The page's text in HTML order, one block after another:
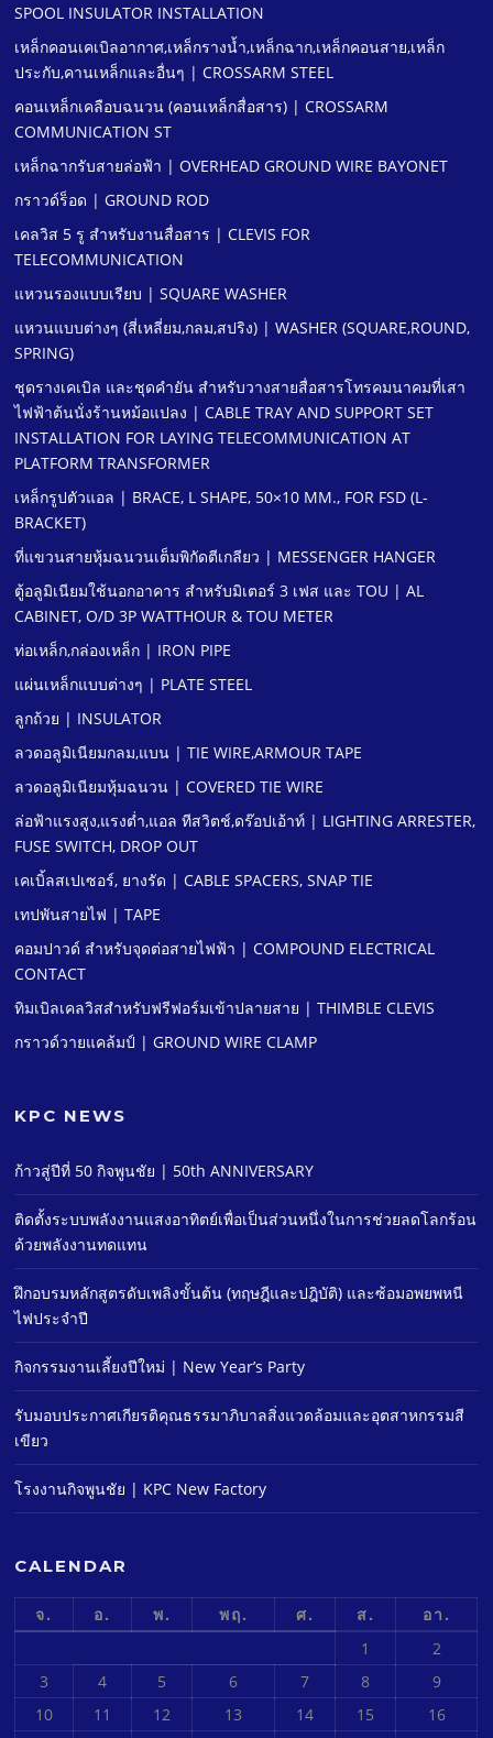
SPOOL INSULATOR INSTALLATION
เหล็กคอนเคเบิลอากาศ,เหล็กรางนํ้า,เหล็กฉาก,เหล็กคอนสาย,เหล็ก
ประกับ,คานเหล็กและอื่นๆ | CROSSARM STEEL
คอนเหล็กเคลือบฉนวน (คอนเหล็กสื่อสาร) | CROSSARM
COMMUNICATION ST
เหล็กฉากรับสายล่อฟ้า | OVERHEAD GROUND WIRE BAYONET
กราวด์ร็อด | GROUND ROD
เคลวิส 5 รู สําหรับงานสื่อสาร | CLEVIS FOR
TELECOMMUNICATION
แหวนรองแบบเรียบ | SQUARE WASHER
แหวนแบบต่างๆ (สี่เหลี่ยม,กลม,สปริง) | WASHER (SQUARE,ROUND,
SPRING)
ชุดรางเคเบิล และชุดคํายัน สําหรับวางสายสื่อสารโทรคมนาคมที่เสา
ไฟฟ้าต้นนั่งร้านหม้อแปลง | CABLE TRAY AND SUPPORT SET
INSTALLATION FOR LAYING TELECOMMUNICATION AT
PLATFORM TRANSFORMER
เหล็กรูปตัวแอล | BRACE, L SHAPE, 50×10 MM., FOR FSD (L-
BRACKET)
ที่แขวนสายหุ้มฉนวนเต็มพิกัดตีเกลียว | MESSENGER HANGER
ตู้อลูมิเนียมใช้นอกอาคาร สําหรับมิเตอร์ 3 เฟส และ TOU | AL
CABINET, O/D 3P WATTHOUR & TOU METER
ท่อเหล็ก,กล่องเหล็ก | IRON PIPE
แผ่นเหล็กแบบต่างๆ | PLATE STEEL
ลูกถ้วย | INSULATOR
ลวดอลูมิเนียมกลม,แบน | TIE WIRE,ARMOUR TAPE
ลวดอลูมิเนียมหุ้มฉนวน | COVERED TIE WIRE
ล่อฟ้าแรงสูง,แรงตํ่า,แอล ทีสวิตช์,ดร๊อปเอ้าท์ | LIGHTING ARRESTER,
FUSE SWITCH, DROP OUT
เคเบิ้ลสเปเซอร์, ยางรัด | CABLE SPACERS, SNAP TIE
เทปพันสายไฟ | TAPE
คอมปาวด์ สําหรับจุดต่อสายไฟฟ้า | COMPOUND ELECTRICAL
CONTACT
ทิมเบิลเคลวิสสําหรับฟรีฟอร์มเข้าปลายสาย | THIMBLE CLEVIS
กราวด์วายแคล้มป์ | GROUND WIRE CLAMP
KPC NEWS
ก้าวสู่ปีที่ 50 กิจพูนชัย | 50th ANNIVERSARY
ติดตั้งระบบพลังงานแสงอาทิตย์เพื่อเป็นส่วนหนึ่งในการช่วยลดโลกร้อน
ด้วยพลังงานทดแทน
ฝึกอบรมหลักสูตรดับเพลิงขั้นต้น (ทฤษฎีและปฎิบัติ) และซ้อมอพยพหนี
ไฟประจําปี
กิจกรรมงานเลี้ยงปีใหม่ | New Year’s Party
รับมอบประกาศเกียรติคุณธรรมาภิบาลสิ่งแวดล้อมและอุตสาหกรรมสี
เขียว
โรงงานกิจพูนชัย | KPC New Factory
CALENDAR
จ. อ. พ. พฤ. ศ. ส.
อา.
1
2
3
4 5 6 7 8
9
10
11 12 13 14 15
16